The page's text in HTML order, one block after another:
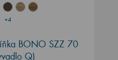
+4
BONO SZZ 70
Q)